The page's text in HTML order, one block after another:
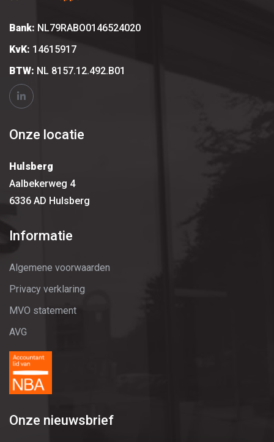
Bank: NL79RABO0146524020
KvK: 14615917
BTW: NL 8157.12.492.B01
Onze locatie
Hulsberg
Aalbekerweg 4
6336 AD Hulsberg
Informatie
Algemene voorwaarden
Privacy verklaring
MVO statement
AVG
Onze nieuwsbrief